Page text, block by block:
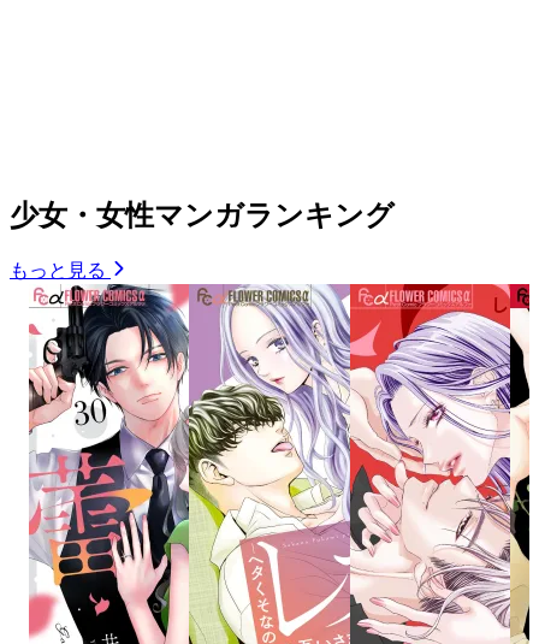
少女・女性マンガランキング
もっと見る